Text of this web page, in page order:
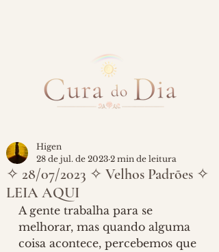
✧ 28/07/2023 ✧ Velhos Padrões ✧
LEIA AQUI
Higen
28 de jul. de 2023 2 min de leitura
A gente trabalha para se
melhorar, mas quando alguma
coisa acontece, percebemos que